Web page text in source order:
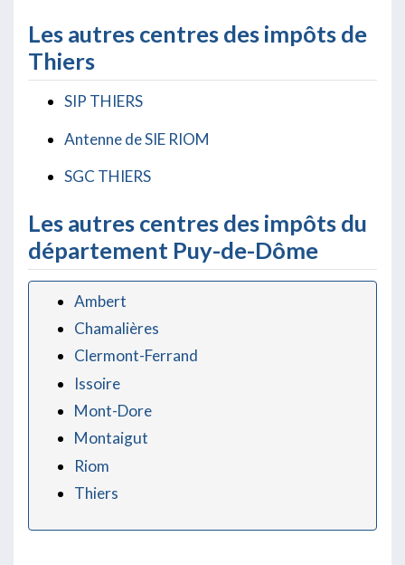
Les autres centres des impôts de
Thiers
SIP THIERS
Antenne de SIE RIOM
SGC THIERS
Les autres centres des impôts du
département Puy-de-Dôme
Ambert
Chamalières
Clermont-Ferrand
Issoire
Mont-Dore
Montaigut
Riom
Thiers